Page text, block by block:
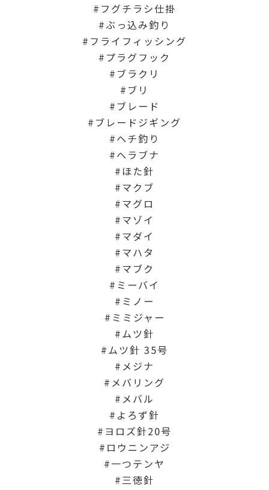
フグチラシ仕掛
ぶっ込み釣り
フライフィッシング
プラグフック
ブラクリ
ブリ
ブレード
ブレードジギング
ヘチ釣り
ヘラブナ
ほた針
マクブ
マグロ
マゾイ
マダイ
マハタ
マブク
ミーバイ
ミノー
ミミジャー
ムツ針
ムツ針 35号
メジナ
メバリング
メバル
よろず針
ヨロズ針20号
ロウニンアジ
一つテンヤ
三徳針